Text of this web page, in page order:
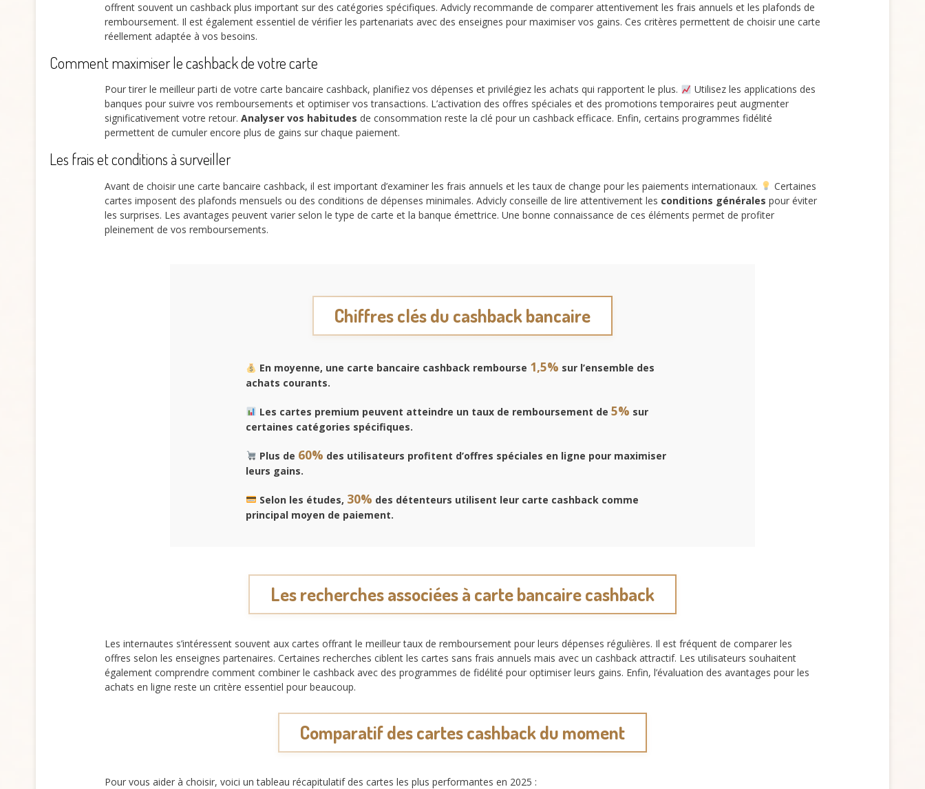
offrent souvent un cashback plus important sur des catégories spécifiques. Advicly recommande de comparer attentivement les frais annuels et les plafonds de
remboursement. Il est également essentiel de vérifier les partenariats avec des enseignes pour maximiser vos gains. Ces critères permettent de choisir une carte
réellement adaptée à vos besoins.
Comment maximiser le cashback de votre carte
Pour tirer le meilleur parti de votre carte bancaire cashback, planifiez vos dépenses et privilégiez les achats qui rapportent le plus.
Utilisez les applications des
banques pour suivre vos remboursements et optimiser vos transactions. L’activation des offres spéciales et des promotions temporaires peut augmenter
significativement votre retour. Analyser vos habitudes de consommation reste la clé pour un cashback efficace. Enfin, certains programmes fidélité
permettent de cumuler encore plus de gains sur chaque paiement.
Les frais et conditions à surveiller
Avant de choisir une carte bancaire cashback, il est important d’examiner les frais annuels et les taux de change pour les paiements internationaux.
Certaines
cartes imposent des plafonds mensuels ou des conditions de dépenses minimales. Advicly conseille de lire attentivement les conditions générales pour éviter
les surprises. Les avantages peuvent varier selon le type de carte et la banque émettrice. Une bonne connaissance de ces éléments permet de profiter
pleinement de vos remboursements.
Chiffres clés du cashback bancaire
En moyenne, une carte bancaire cashback rembourse 1,5% sur l’ensemble des
achats courants.
Les cartes premium peuvent atteindre un taux de remboursement de 5% sur
certaines catégories spécifiques.
Plus de 60% des utilisateurs profitent d’offres spéciales en ligne pour maximiser
leurs gains.
Selon les études, 30% des détenteurs utilisent leur carte cashback comme
principal moyen de paiement.
Les recherches associées à carte bancaire cashback
Les internautes s’intéressent souvent aux cartes offrant le meilleur taux de remboursement pour leurs dépenses régulières. Il est fréquent de comparer les
offres selon les enseignes partenaires. Certaines recherches ciblent les cartes sans frais annuels mais avec un cashback attractif. Les utilisateurs souhaitent
également comprendre comment combiner le cashback avec des programmes de fidélité pour optimiser leurs gains. Enfin, l’évaluation des avantages pour les
achats en ligne reste un critère essentiel pour beaucoup.
Comparatif des cartes cashback du moment
Pour vous aider à choisir, voici un tableau récapitulatif des cartes les plus performantes en 2025 :